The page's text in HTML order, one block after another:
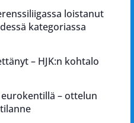
loistanut
kategoriassa
– HJK:n kohtalo
– ottelun